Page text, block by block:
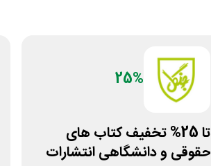
25%
تا 25% تخفیف کتاب های
حقوقی و دانشگاهی انتشارات